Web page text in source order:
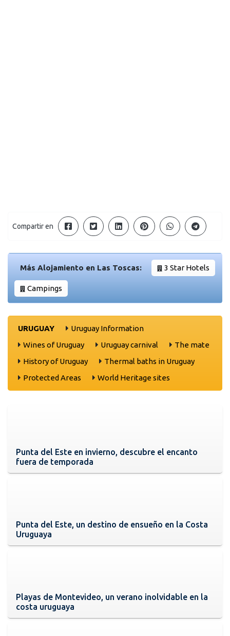
Compartir en
Más Alojamiento en Las Toscas: 3 Star Hotels
Campings
URUGUAY
Uruguay Information
Wines of Uruguay
Uruguay carnival
The mate
History of Uruguay
Thermal baths in Uruguay
Protected Areas
World Heritage sites
Punta del Este en invierno, descubre el encanto
fuera de temporada
Punta del Este, un destino de ensueño en la Costa
Uruguaya
Playas de Montevideo, un verano inolvidable en la
costa uruguaya